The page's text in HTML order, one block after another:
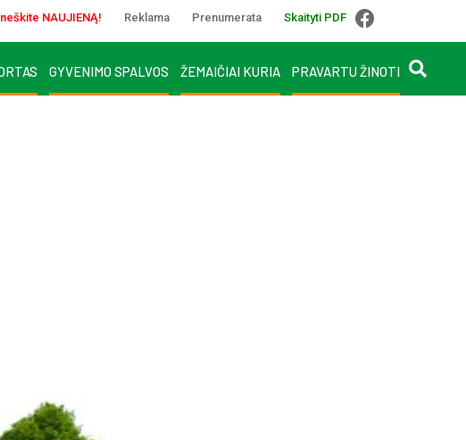
NAUJIENĄ! Reklama Prenumerata Skaityti PDF
GYVENIMO SPALVOS ŽEMAIČIAI KURIA PRAVARTU ŽINOTI